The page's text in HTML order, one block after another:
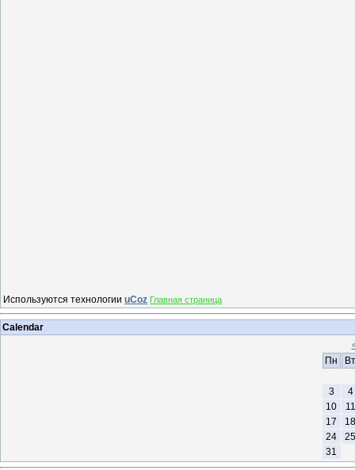
Используются технологии uCoz Главная страница
Calendar
Пн
Вт
3
4
10
11
17
18
24
25
31